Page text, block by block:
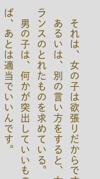
それは、女の子は欲張りだからです。
あ
る
い
は
、
別
の
言
い
方
を
す
る
と
、
女
性
は
バ
ラ
ン
ス
の
と
れ
た
も
の
を
求
め
て
い
る
。
男
の
子
は
、
何
か
が
突
出
し
て
い
い
も
の
で
あ
れ
ば
、
あ
と
は
適
当
で
い
い
ん
で
す
。